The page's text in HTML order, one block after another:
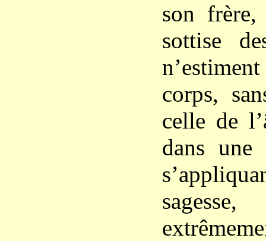
son
sottise
corps,
celle de
dans